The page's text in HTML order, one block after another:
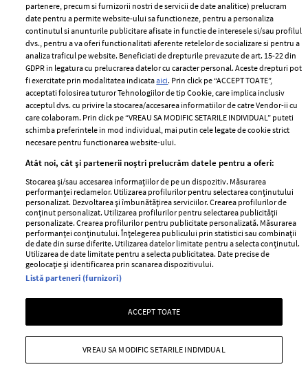
ELLE Style Awards
2024
Despre ELLE
Romania
Contact
Abonamente
Termeni si conditii
Politica de
confidențialitate
Politica de cookies
Publicitate
Stiri
GSP
Unica
Baby
Retete
Libertatea pentru
Viva
Avantaje
Retete practice
Pariază responsabil! Decizia ONJN nr. 821/25.09.2025.
Jocurile de noroc sunt interzise minorilor.
Copyright © 2026 Ringier Romania SRL
partenere, precum si furnizorii nostri de servicii de date analitice) prelucram
date pentru a permite website-ului sa functioneze, pentru a personaliza
continutul si anunturile publicitare afisate in functie de interesele si/sau profilul
dvs., pentru a va oferi functionalitati aferente retelelor de socializare si pentru a
analiza traficul pe website. Beneficiati de drepturile prevazute de art. 15-22 din
GDPR in legatura cu prelucrarea datelor cu caracter personal. Aceste drepturi pot
fi exercitate prin modalitatea indicataaici. Prin click pe “ACCEPT TOATE”,
acceptati folosirea tuturor Tehnologiilor de tip Cookie, care implica inclusiv
acceptul dvs. cu privire la stocarea/accesarea informatiilor de catre Vendor-ii cu
care colaboram. Prin click pe “VREAU SA MODIFIC SETARILE INDIVIDUAL” puteti
schimba preferintele in mod individual, mai putin cele legate de cookie strict
necesare pentru functionarea website-ului.
Atât noi, cât și partenerii noștri prelucrăm datele pentru a oferi:
Stocarea și/sau accesarea informațiilor de pe un dispozitiv. Măsurarea
performanței reclamelor. Utilizarea profilurilor pentru selectarea conținutului
personalizat. Dezvoltarea și îmbunătățirea serviciilor. Crearea profilurilor de
conținut personalizat. Utilizarea profilurilor pentru selectarea publicității
personalizate. Crearea profilurilor pentru publicitate personalizată. Măsurarea
performanței conținutului. Înțelegerea publicului prin statistici sau combinații
de date din surse diferite. Utilizarea datelor limitate pentru a selecta conținutul.
Utilizarea de date limitate pentru a selecta publicitatea. Date precise de
geolocație și identificarea prin scanarea dispozitivului.
Listă parteneri (furnizori)
ACCEPT TOATE
VREAU SA MODIFIC SETARILE INDIVIDUAL